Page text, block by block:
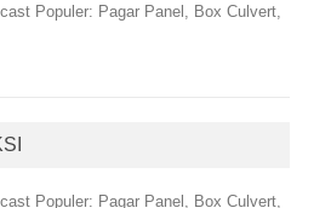
Populer: Pagar Panel, Box Culvert,
Populer: Pagar Panel, Box Culvert,